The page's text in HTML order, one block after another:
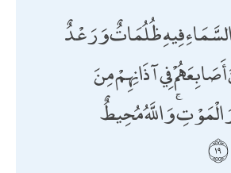
فِيهِ ظُلُمَاتٌ وَرَعْدٌ
فِي آذَانِهِمْ مِنَ
وَاللَّهُ مُحِيطٌ